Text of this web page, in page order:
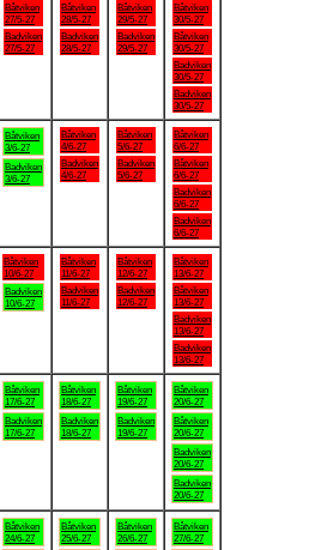
Båtviken
27/5-27
Badviken
27/5-27
Båtviken
28/5-27
Badviken
28/5-27
Båtviken
29/5-27
Badviken
29/5-27
Båtviken
30/5-27
Båtviken
30/5-27
Badviken
30/5-27
Badviken
30/5-27
Båtviken
3/6-27
Badviken
3/6-27
Båtviken
4/6-27
Badviken
4/6-27
Båtviken
5/6-27
Badviken
5/6-27
Båtviken
6/6-27
Båtviken
6/6-27
Badviken
6/6-27
Badviken
6/6-27
Båtviken
10/6-27
Badviken
10/6-27
Båtviken
11/6-27
Badviken
11/6-27
Båtviken
12/6-27
Badviken
12/6-27
Båtviken
13/6-27
Båtviken
13/6-27
Badviken
13/6-27
Badviken
13/6-27
Båtviken
17/6-27
Badviken
17/6-27
Båtviken
18/6-27
Badviken
18/6-27
Båtviken
19/6-27
Badviken
19/6-27
Båtviken
20/6-27
Båtviken
20/6-27
Badviken
20/6-27
Badviken
20/6-27
Båtviken
24/6-27
Båtviken
25/6-27
Båtviken
26/6-27
Båtviken
27/6-27